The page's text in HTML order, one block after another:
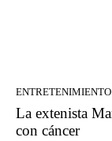
ENTRETENIMIENTO
La extenista
con cáncer